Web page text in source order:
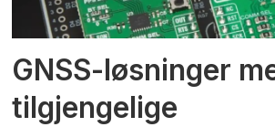
GNSS-løsninger
tilgjengelige